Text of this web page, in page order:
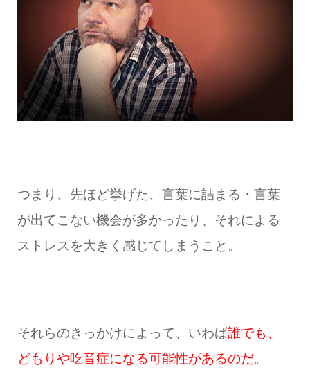
つまり、先ほど挙げた、言葉に詰まる・言葉
が出てこない機会が多かったり、それによる
ストレスを大きく感じてしまうこと。
それらのきっかけによって、いわば誰でも、
どもりや吃音症になる可能性があるのだ。